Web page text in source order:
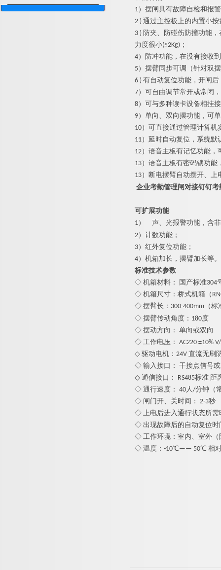
安装
1） 摆闸具有故障自检和报
2 ) 通过主控板上的内置小
3 ) 防夹、防碰伤防撞功能
力度很小(≤2Kg)；
4）防冲功能，在没有接收
5）摆臂同步可调（针对双
6 ) 有自动复位功能，开闸
7）可自由调节常开或常闭
8）可与多种读卡设备相挂
9）单向、双向摆功能，可
10）可直接通过管理计算机
11）延时自动复位，系统默
12）语音主板有记忆功能，
13）语音主板有密码锁功
13）断电摆臂自动摆开、
企业考勤管理闸对接钉钉考
可扩展功能
1）
声、光报警功能，含
2）计数功能；
3）红外复位功能；
4）机箱加长，摆臂加长等。
标准技术参数
◇ 机箱材料： 国产标准304
◇ 机箱尺寸：桥式机箱（
◇ 摆臂长： 300-400mm（标
◇ 摆臂传动角度：180度
◇ 摆动方向： 单向或双向
◇ 工作电压： AC220 ±10% V/
◇ 驱动电机：24V 直流无刷
◇ 输入接口： 干接点信号或
◇ 通信接口： RS485标准 距
◇ 通行速度： 40人/分钟（
◇ 闸门开、关时间： 2-3秒
◇ 上电后进入通行状态所需
◇ 出现故障后的自动复位时
◇ 工作环境：室内、室外（
◇ 温度：-10℃—— 50℃ 相对